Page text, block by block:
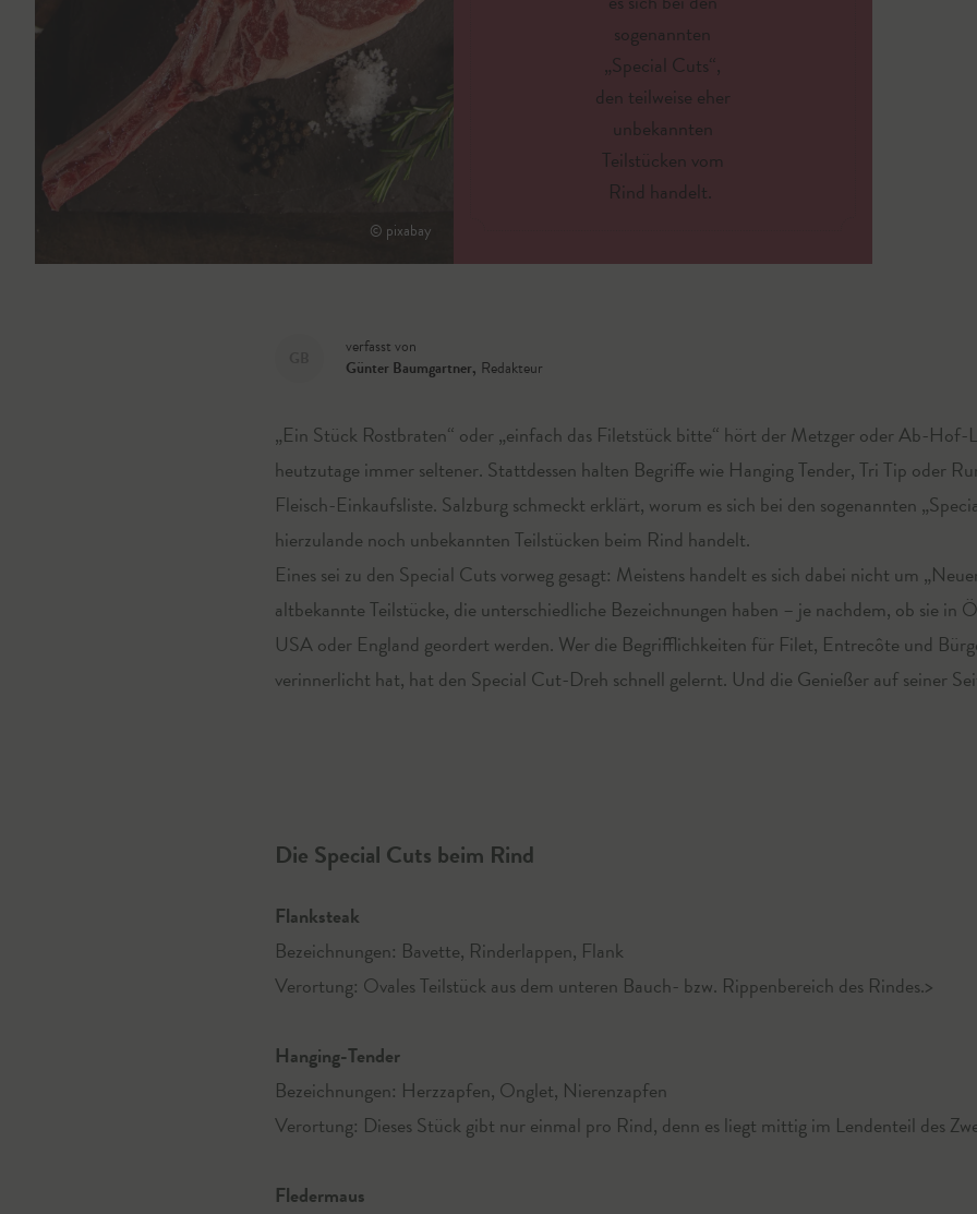
© pixabay
sogenannten
„Special Cuts“,
den teilweise eher
unbekannten
Teilstücken vom
Rind handelt.
verfasst von
Günter Baumgartner, Redakteur
„Ein Stück Rostbraten“ oder „einfach das Filetstück bitte“ hört der Metzger oder Ab-Hof-
heutzutage immer seltener. Stattdessen halten Begriffe wie Hanging Tender, Tri Tip oder
Fleisch-Einkaufsliste. Salzburg schmeckt erklärt, worum es sich bei den sogenannten
hierzulande noch unbekannten Teilstücken beim Rind handelt.
Eines sei zu den Special Cuts vorweg gesagt: Meistens handelt es sich dabei nicht um
altbekannte Teilstücke, die unterschiedliche Bezeichnungen haben – je nachdem, ob sie in
USA oder England geordert werden. Wer die Begrifflichkeiten für Filet, Entrecôte und
verinnerlicht hat, hat den Special Cut-Dreh schnell gelernt. Und die Genießer auf seiner
Die Special Cuts beim Rind
Flanksteak
Bezeichnungen: Bavette, Rinderlappen, Flank
Verortung: Ovales Teilstück aus dem unteren Bauch- bzw. Rippenbereich des Rindes.>
Hanging-Tender
Bezeichnungen: Herzzapfen, Onglet, Nierenzapfen
Verortung: Dieses Stück gibt nur einmal pro Rind, denn es liegt mittig im Lendenteil des
Fledermaus